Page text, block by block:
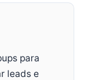
para
leads e